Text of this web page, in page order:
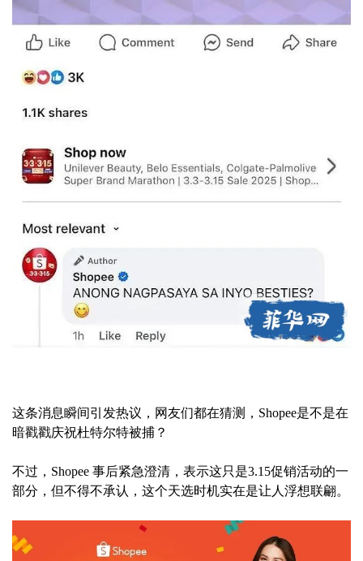
这条消息瞬间引发热议，网友们都在猜测，Shopee是不是在
暗戳戳庆祝杜特尔特被捕？
不过，Shopee 事后紧急澄清，表示这只是3.15促销活动的一
部分，但不得不承认，这个天选时机实在是让人浮想联翩。